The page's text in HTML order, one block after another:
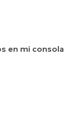
en mi consola